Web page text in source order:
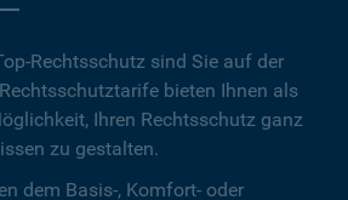
Rechtsschutz sind Sie auf der
bieten Ihnen als
Ihren Rechtsschutz ganz
zu gestalten.
dem Basis-, Komfort- oder